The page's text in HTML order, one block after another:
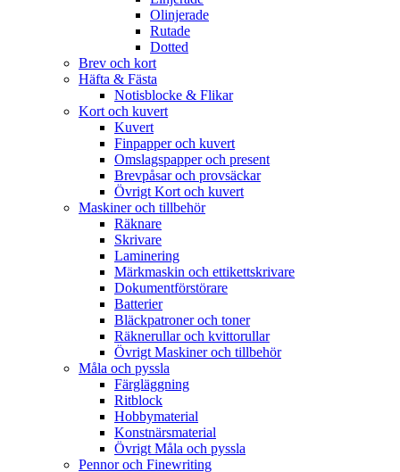
Olinjerade
Rutade
Dotted
Brev och kort
Häfta & Fästa
Notisblocke & Flikar
Kort och kuvert
Kuvert
Finpapper och kuvert
Omslagspapper och present
Brevpåsar och provsäckar
Övrigt Kort och kuvert
Maskiner och tillbehör
Räknare
Skrivare
Laminering
Märkmaskin och ettikettskrivare
Dokumentförstörare
Batterier
Bläckpatroner och toner
Räknerullar och kvittorullar
Övrigt Maskiner och tillbehör
Måla och pyssla
Färgläggning
Ritblock
Hobbymaterial
Konstnärsmaterial
Övrigt Måla och pyssla
Pennor och Finewriting